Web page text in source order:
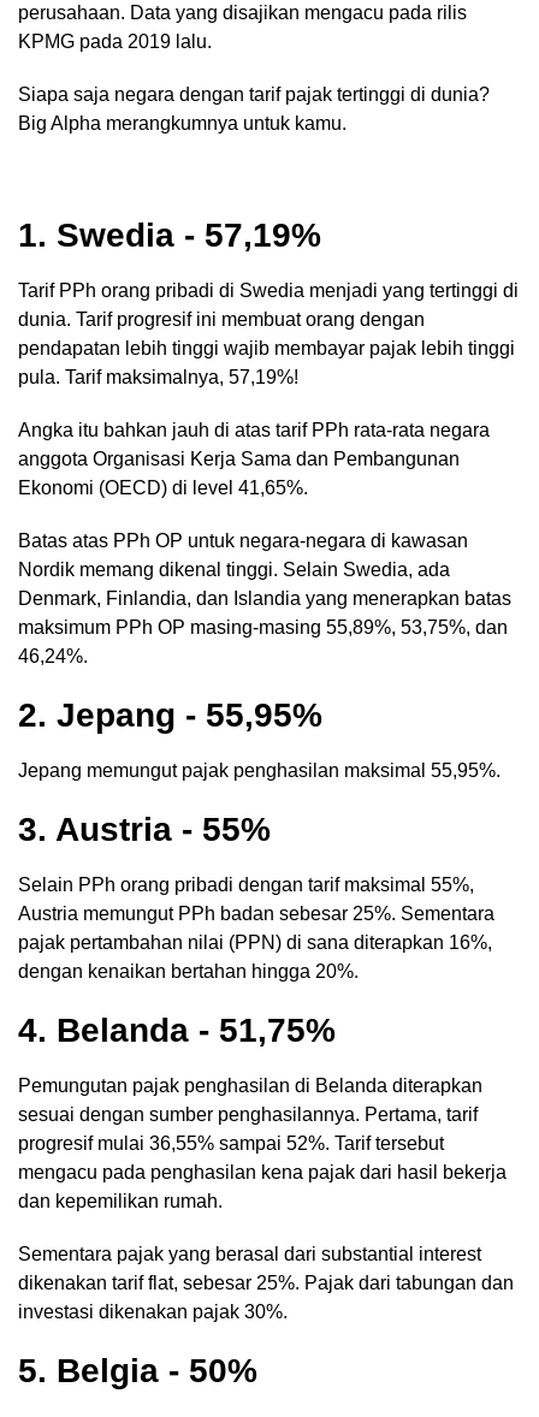
perusahaan. Data yang disajikan mengacu pada rilis
KPMG pada 2019 lalu.
Siapa saja negara dengan tarif pajak tertinggi di dunia?
Big Alpha merangkumnya untuk kamu.
1. Swedia - 57,19%
Tarif PPh orang pribadi di Swedia menjadi yang tertinggi di
dunia. Tarif progresif ini membuat orang dengan
pendapatan lebih tinggi wajib membayar pajak lebih tinggi
pula. Tarif maksimalnya, 57,19%!
Angka itu bahkan jauh di atas tarif PPh rata-rata negara
anggota Organisasi Kerja Sama dan Pembangunan
Ekonomi (OECD) di level 41,65%.
Batas atas PPh OP untuk negara-negara di kawasan
Nordik memang dikenal tinggi. Selain Swedia, ada
Denmark, Finlandia, dan Islandia yang menerapkan batas
maksimum PPh OP masing-masing 55,89%, 53,75%, dan
46,24%.
2. Jepang - 55,95%
Jepang memungut pajak penghasilan maksimal 55,95%.
3. Austria - 55%
Selain PPh orang pribadi dengan tarif maksimal 55%,
Austria memungut PPh badan sebesar 25%. Sementara
pajak pertambahan nilai (PPN) di sana diterapkan 16%,
dengan kenaikan bertahan hingga 20%.
4. Belanda - 51,75%
Pemungutan pajak penghasilan di Belanda diterapkan
sesuai dengan sumber penghasilannya. Pertama, tarif
progresif mulai 36,55% sampai 52%. Tarif tersebut
mengacu pada penghasilan kena pajak dari hasil bekerja
dan kepemilikan rumah.
Sementara pajak yang berasal dari substantial interest
dikenakan tarif flat, sebesar 25%. Pajak dari tabungan dan
investasi dikenakan pajak 30%.
5. Belgia - 50%